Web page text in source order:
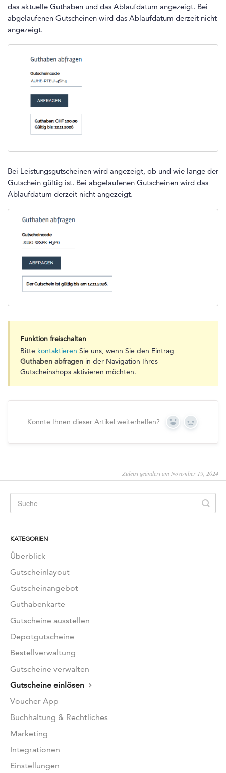
das aktuelle Guthaben und das Ablaufdatum angezeigt. Bei
abgelaufenen Gutscheinen wird das Ablaufdatum derzeit nicht
angezeigt.
Bei Leistungsgutscheinen wird angezeigt, ob und wie lange der
Gutschein gültig ist. Bei abgelaufenen Gutscheinen wird das
Ablaufdatum derzeit nicht angezeigt.
Funktion freischalten
Bitte kontaktieren Sie uns, wenn Sie den Eintrag
Guthaben abfragen in der Navigation Ihres
Gutscheinshops aktivieren möchten.
Konnte Ihnen dieser Artikel weiterhelfen? Yes No
Zuletzt geändert am November 19, 2024
KATEGORIEN
Überblick
Gutscheinlayout
Gutscheinangebot
Guthabenkarte
Gutscheine ausstellen
Depotgutscheine
Bestellverwaltung
Gutscheine verwalten
Gutscheine einlösen
Voucher App
Buchhaltung & Rechtliches
Marketing
Integrationen
Einstellungen